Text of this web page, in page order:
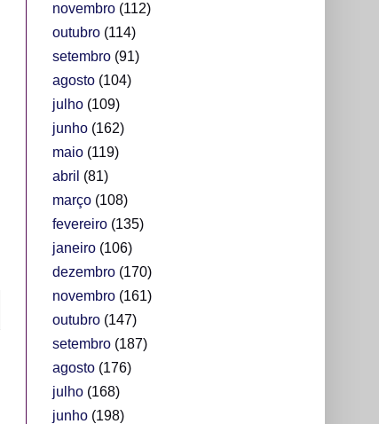
novembro(112)
outubro(114)
setembro(91)
agosto(104)
julho(109)
junho(162)
maio(119)
abril (81)
março(108)
fevereiro(135)
janeiro(106)
dezembro(170)
novembro(161)
outubro(147)
setembro(187)
agosto(176)
julho(168)
junho(198)